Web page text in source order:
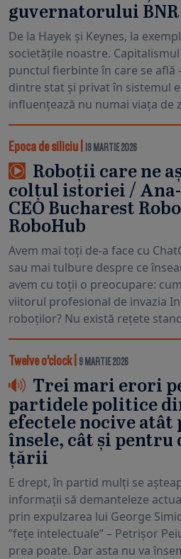
guvernatorului BNR
De la Hayek și Keynes, la
societățile noastre.
punctul fierbinte în care se află
dintre stat și privat în sistemul
influențează nu numai viața de
Epoca de siliciu 19 MARTIE 2026
Roboții care ne
colțul istoriei /
CEO Bucharest
RoboHub
Avem mai toți de-a face cu
sau mai tulbure despre ce
avem cu toții o preocupare:
viitorul profesional de invazia
roboților? Nu există rețete
Twelve o’clock| 9 MARTIE 2026
Trei mari erori
partidele politice
efectele nocive atât
însele, cât și pentru
țării
E drept, în partid mulți se
informații să demanteleze
prin expulzarea lui George
”fețe intelectuale” – Petrișor
prea poate. Dar asta nu va